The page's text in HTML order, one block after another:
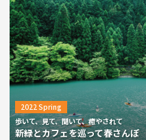
2022 Spring
歩いて、見て、聞いて、癒やされて
新緑とカフェを巡って春さんぽ